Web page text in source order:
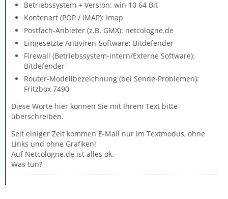
Betriebssystem + Version: win 10 64 Bit
Kontenart (POP / IMAP): Imap
Postfach-Anbieter (z.B. GMX): netcologne.de
Eingesetzte Antiviren-Software: Bitdefender
Firewall (Betriebssystem-intern/Externe Software):
Bitdefender
Router-Modellbezeichnung (bei Sende-Problemen):
Fritzbox 7490
Diese Worte hier können Sie mit Ihrem Text bitte
überschreiben.
Seit einiger Zeit kommen E-Mail nur im Textmodus, ohne
Links und ohne Grafiken!
Auf Netcologne.de ist alles ok.
Was tun?